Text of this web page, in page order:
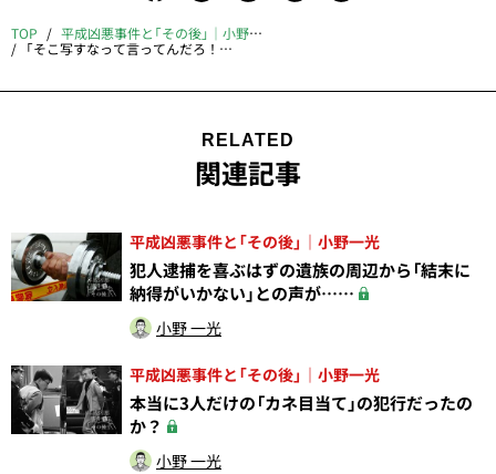
TOP 平成凶悪事件と「その後」｜小野一光
「そこ写すなって言ってんだろ！」と報道関係者に怒りをぶつけた畠山鈴香
RELATED
関連記事
平成凶悪事件と「その後」｜小野一光
犯人逮捕を喜ぶはずの遺族の周辺から「結末に
納得がいかない」との声が……
小野 一光
平成凶悪事件と「その後」｜小野一光
本当に3人だけの「カネ目当て」の犯行だったの
か？
小野 一光